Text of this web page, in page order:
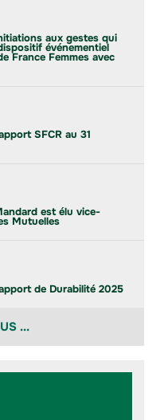
aux gestes qui
événementiel
France Femmes avec
SFCR au 31
est élu vice-
Mutuelles
de Durabilité 2025
...